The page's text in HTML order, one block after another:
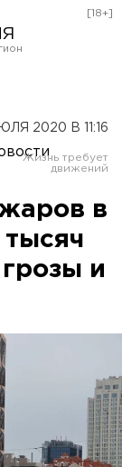
[18+]
2020 В 11:16
в
и